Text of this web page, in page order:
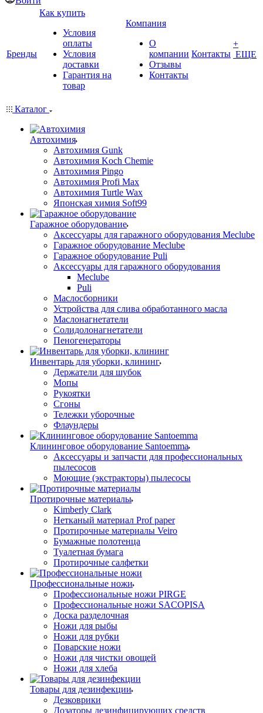
Бренды
Как купить
Условия
оплаты
Условия
доставки
Гарантия на
товар
Компания
О
компании
Отзывы
Контакты
Контакты
+
ЕЩЕ
Каталог
Автохимия
Автохимия Gunk
Автохимия Koch Chemie
Автохимия Pingo
Автохимия Profi Max
Автохимия Turtle Wax
Японская химия Soft99
Гаражное оборудование
Аксессуары для гаражного оборудования Meclube
Гаражное оборудование Meclube
Гаражное оборудование Puli
Аксессуары для гаражного оборудования
Meclube
Puli
Маслосборники
Устройства для слива обработанного масла
Маслонагнетатели
Солидолонагнетатели
Пеногенераторы
Инвентарь для уборки, клининг
Держатели для шубок
Мопы
Рукоятки
Сгоны
Тележки уборочные
Флаундеры
Клининговое оборудование Santoemma
Аксессуары и запчасти для профессиональных
пылесосов
Моющие (экстракторы) пылесосы
Протирочные материалы
Kimberly Clark
Нетканый материал Prof paper
Протирочные материалы Veiro
Бумажные полотенца
Туалетная бумага
Протирочные салфетки
Профессиональные ножи
Профессиональные ножи PIRGE
Профессиональные ножи SACOPISA
Доска разделочная
Ножи для рыбы
Ножи для рубки
Поварские ножи
Ножи для чистки овощей
Ножи для хлеба
Товары для дезинфекции
Дезковрики
Дозаторы дезинфицирующих средств